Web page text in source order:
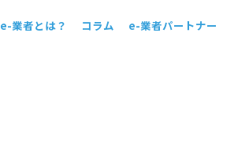
e-業者とは？ コラム e-業者パートナー